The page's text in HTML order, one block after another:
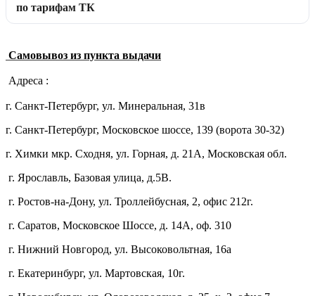
по тарифам ТК
Самовывоз из пункта выдачи
Адреса :
г. Санкт-Петербург, ул. Минеральная, 31в
г. Санкт-Петербург, Московское шоссе, 139 (ворота 30-32)
г. Химки мкр. Сходня, ул. Горная, д. 21А, Московская обл.
г. Ярославль, Базовая улица, д.5В.
г. Ростов-на-Дону, ул. Троллейбусная, 2, офис 212г.
г. Саратов, Московское Шоссе, д. 14А, оф. 310
г. Нижний Новгород, ул. Высоковольтная, 16а
г. Екатеринбург, ул. Мартовская, 10г.